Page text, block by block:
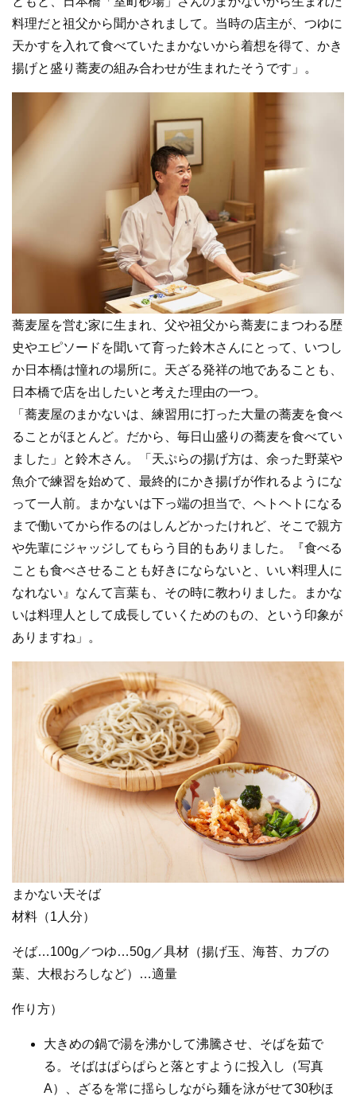
料理だと祖父から聞かされまして。当時の店主が、つゆに
天かすを入れて食べていたまかないから着想を得て、かき
揚げと盛り蕎麦の組み合わせが生まれたそうです」。
蕎麦屋を営む家に生まれ、父や祖父から蕎麦にまつわる歴
史やエピソードを聞いて育った鈴木さんにとって、いつし
か日本橋は憧れの場所に。天ざる発祥の地であることも、
日本橋で店を出したいと考えた理由の一つ。
「蕎麦屋のまかないは、練習用に打った大量の蕎麦を食べ
ることがほとんど。だから、毎日山盛りの蕎麦を食べてい
ました」と鈴木さん。「天ぷらの揚げ方は、余った野菜や
魚介で練習を始めて、最終的にかき揚げが作れるようにな
って一人前。まかないは下っ端の担当で、ヘトヘトになる
まで働いてから作るのはしんどかったけれど、そこで親方
や先輩にジャッジしてもらう目的もありました。『食べる
ことも食べさせることも好きにならないと、いい料理人に
なれない』なんて言葉も、その時に教わりました。まかな
いは料理人として成長していくためのもの、という印象が
ありますね」。
まかない天そば
材料（1人分）
そば…100g／つゆ…50g／具材（揚げ玉、海苔、カブの
葉、大根おろしなど）…適量
作り方）
大きめの鍋で湯を沸かして沸騰させ、そばを茹で
る。そばはぱらぱらと落とすように投入し（写真
A）、ざるを常に揺らしながら麺を泳がせて30秒ほ